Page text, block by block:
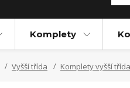
Komplety
Vyšší třída Komplety vyšší